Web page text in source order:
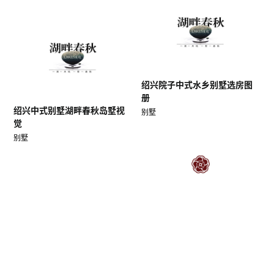
绍兴院子中式水乡别墅选房图
册
别墅
绍兴中式别墅湖畔春秋岛墅视
觉
别墅